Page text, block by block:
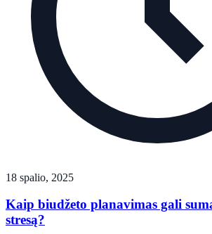
18 spalio, 2025
Kaip biudžeto planavimas gali
stresą?